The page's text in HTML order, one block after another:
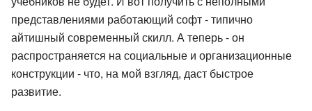
представлениями работающий софт - типично
айтишный современный скилл. А теперь - он
распространяется на социальные и организационные
конструкции - что, на мой взгляд, даст быстрое
развитие.